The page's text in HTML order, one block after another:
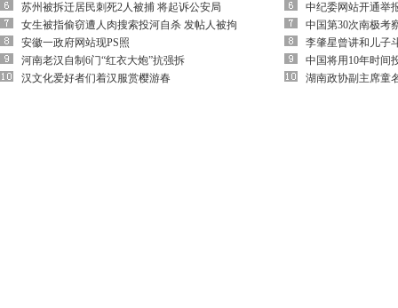
苏州被拆迁居民刺死2人被捕 将起诉公安局
女生被指偷窃遭人肉搜索投河自杀 发帖人被拘
安徽一政府网站现PS照
河南老汉自制6门“红衣大炮”抗强拆
汉文化爱好者们着汉服赏樱游春
中纪委网站开通举
中国第30次南极考
李肇星曾讲和儿子
中国将用10年时间
湖南政协副主席童